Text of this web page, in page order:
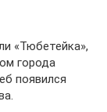
«Тюбетейка»,
города
появился